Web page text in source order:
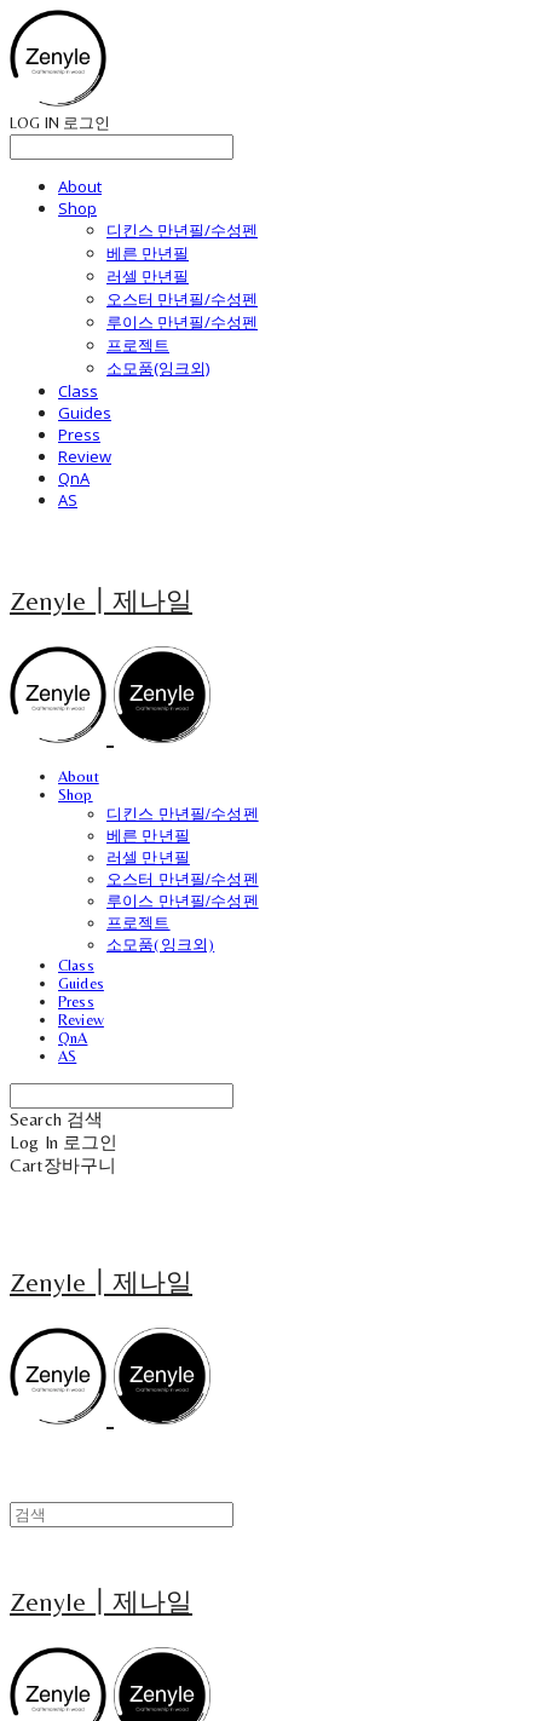
LOG IN 로그인
About
Shop
디킨스 만년필/수성펜
베른 만년필
러셀 만년필
오스터 만년필/수성펜
루이스 만년필/수성펜
프로젝트
소모품(잉크외)
Class
Guides
Press
Review
QnA
AS
Zenyle┃제나일
About
Shop
디킨스 만년필/수성펜
베른 만년필
러셀 만년필
오스터 만년필/수성펜
루이스 만년필/수성펜
프로젝트
소모품(잉크외)
Class
Guides
Press
Review
QnA
AS
Search 검색
Log In 로그인
Cart장바구니
Zenyle┃제나일
Zenyle┃제나일